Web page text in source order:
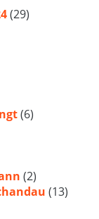
(29)
(6)
(2)
(13)